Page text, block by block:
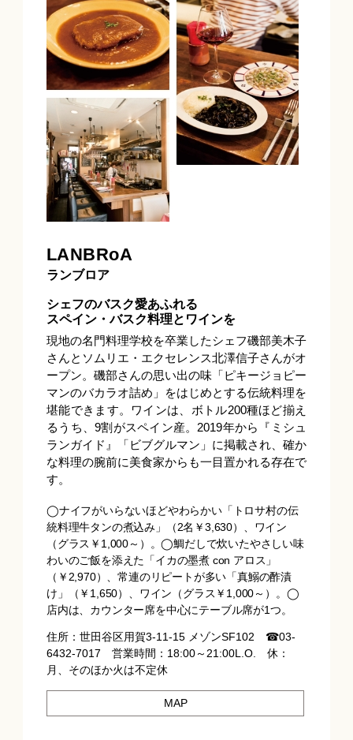
LANBRoA
ランブロア
シェフのバスク愛あふれる
スペイン・バスク料理とワインを
現地の名門料理学校を卒業したシェフ磯部美木子
さんとソムリエ・エクセレンス北澤信子さんがオ
ープン。磯部さんの思い出の味「ピキージョピー
マンのバカラオ詰め」をはじめとする伝統料理を
堪能できます。ワインは、ボトル200種ほど揃え
るうち、9割がスペイン産。2019年から『ミシュ
ランガイド』「ビブグルマン」に掲載され、確か
な料理の腕前に美食家からも一目置かれる存在で
す。
◯ナイフがいらないほどやわらかい「トロサ村の伝
統料理牛タンの煮込み」（2名￥3,630）、ワイン
（グラス￥1,000～）。◯鯛だしで炊いたやさしい味
わいのご飯を添えた「イカの墨煮 con アロス」
（￥2,970）、常連のリピートが多い「真鰯の酢漬
け」（￥1,650）、ワイン（グラス￥1,000～）。◯
店内は、カウンター席を中心にテーブル席が1つ。
住所：世田谷区用賀3-11-15 メゾンSF102 ☎03-
6432-7017 営業時間：18:00～21:00L.O. 休：
月、そのほか火は不定休
MAP